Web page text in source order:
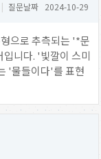
| 질문날짜 2024-10-29
으로 추측되는 '*문
니다. '빛깔이 스미
'물들이다'를 표현